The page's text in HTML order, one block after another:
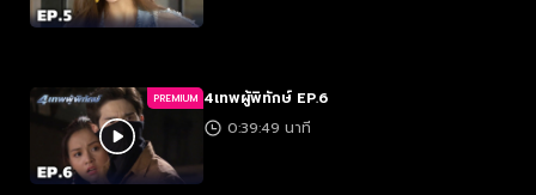
PREMIUM 4เทพผู้พิทักษ์ EP.6
0:39:49 นาที